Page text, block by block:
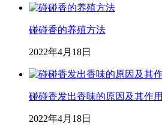
碰碰香的养殖方法
2022年4月18日
碰碰香发出香味的原因及其作用
2022年4月18日